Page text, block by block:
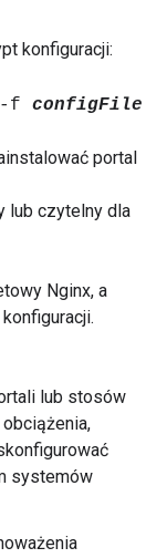
konfiguracji:
-f configFile
portal
lub czytelny dla
Nginx, a
lub stosów
systemów